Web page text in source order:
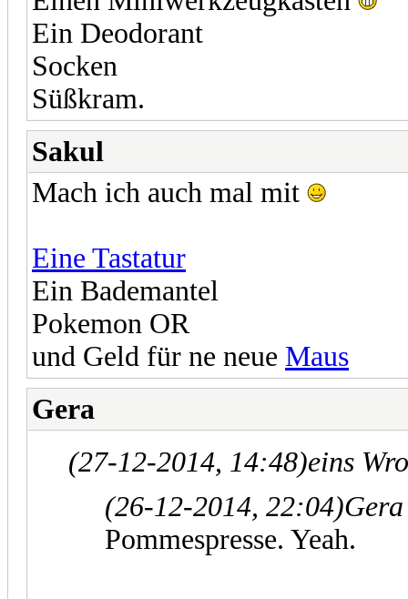
Ein Deodorant
Socken
Süßkram.
Sakul
Mach ich auch mal mit
Eine Tastatur
Ein Bademantel
Pokemon OR
und Geld für ne neue Maus
Gera
(27-12-2014, 14:48)eins
(26-12-2014, 22:04)
Pommespresse. Yeah.